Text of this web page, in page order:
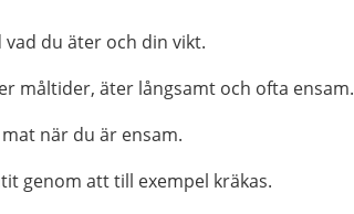
du äter och din vikt.
måltider, äter långsamt och ofta ensam.
när du är ensam.
genom att till exempel kräkas.